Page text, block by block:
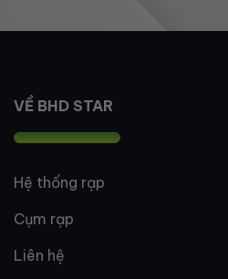
VỀ BHD STAR
Hệ thống rạp
Cụm rạp
Liên hệ